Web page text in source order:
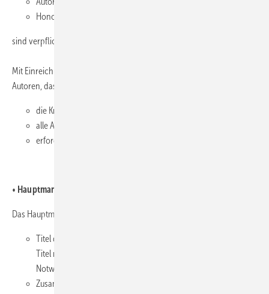
Honorarangaben (falls gewünscht)
sind verpflichtend mit einzureichen.
Mit Einreichung des Manuskripts bestätigen die Autorinnen und
Autoren, dass:
die Kriterien der Autorenschaft erfüllt sind,
alle Angaben korrekt sind,
erforderliche Rechte und Einwilligungen vorliegen.
• Hauptmanuskript
Das Hauptmanuskript enthält:
Titel des Beitrags (deutsch und englisch), Abkürzungen sind im
Titel möglichst zu vermeiden bzw. bei unbedingter
Notwendigkeit zu erläutern,
Zusammenfassung/Abstract (deutsch und englisch), maximal